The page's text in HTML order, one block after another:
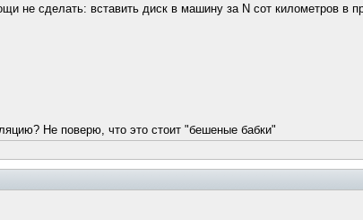
не сделать: вставить диск в машину за N сот километров в
Не поверю, что это стоит "бешеные бабки"